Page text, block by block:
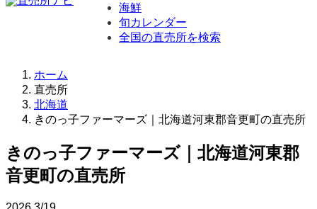
海鮮
旬カレンダー
全国の直売所を検索
ホーム
直売所
北海道
きのっ子ファーマーズ｜北海道河東郡音更町の直売所
きのっ子ファーマーズ｜北海道河東郡
音更町の直売所